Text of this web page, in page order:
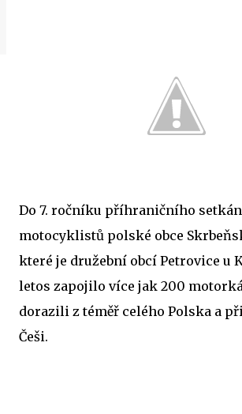
Do 7. ročníku příhraničního
motocyklistů polské obce
které je družební obcí Petrovice u
letos zapojilo více jak 200
dorazili z téměř celého Polska a
Češi.